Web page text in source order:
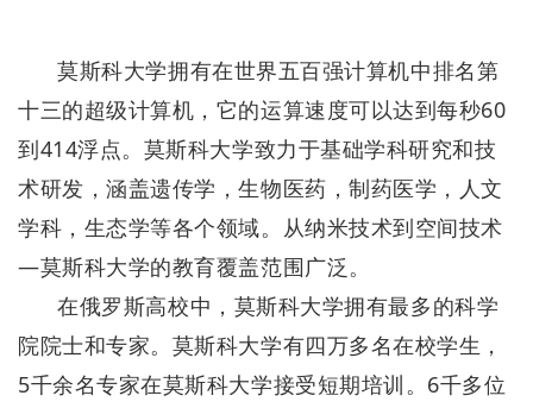
莫斯科大学拥有在世界五百强计算机中排名第
十三的超级计算机，它的运算速度可以达到每秒60
到414浮点。莫斯科大学致力于基础学科研究和技
术研发，涵盖遗传学，生物医药，制药医学，人文
学科，生态学等各个领域。从纳米技术到空间技术
—莫斯科大学的教育覆盖范围广泛。
在俄罗斯高校中，莫斯科大学拥有最多的科学
院院士和专家。莫斯科大学有四万多名在校学生，
5千余名专家在莫斯科大学接受短期培训。6千多位